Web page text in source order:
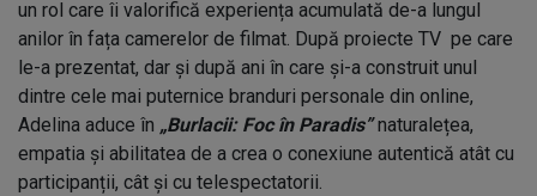
un rol care îi valorifică experiența acumulată de-a lungul
anilor în fața camerelor de filmat. După proiecte TV pe care
le-a prezentat, dar și după ani în care și-a construit unul
dintre cele mai puternice branduri personale din online,
Adelina aduce în „Burlacii: Foc în Paradis”naturalețea,
empatia și abilitatea de a crea o conexiune autentică atât cu
participanții, cât și cu telespectatorii.